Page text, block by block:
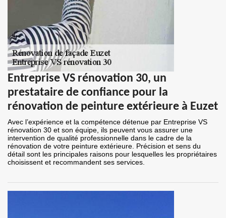
Entreprise VS rénovation 30, un
prestataire de confiance pour la
rénovation de peinture extérieure à Euzet
Avec l’expérience et la compétence détenue par Entreprise VS
rénovation 30 et son équipe, ils peuvent vous assurer une
intervention de qualité professionnelle dans le cadre de la
rénovation de votre peinture extérieure. Précision et sens du
détail sont les principales raisons pour lesquelles les propriétaires
choisissent et recommandent ses services.